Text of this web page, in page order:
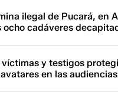
ilegal de Pucará, en
ocho cadáveres
víctimas y testigos
en las